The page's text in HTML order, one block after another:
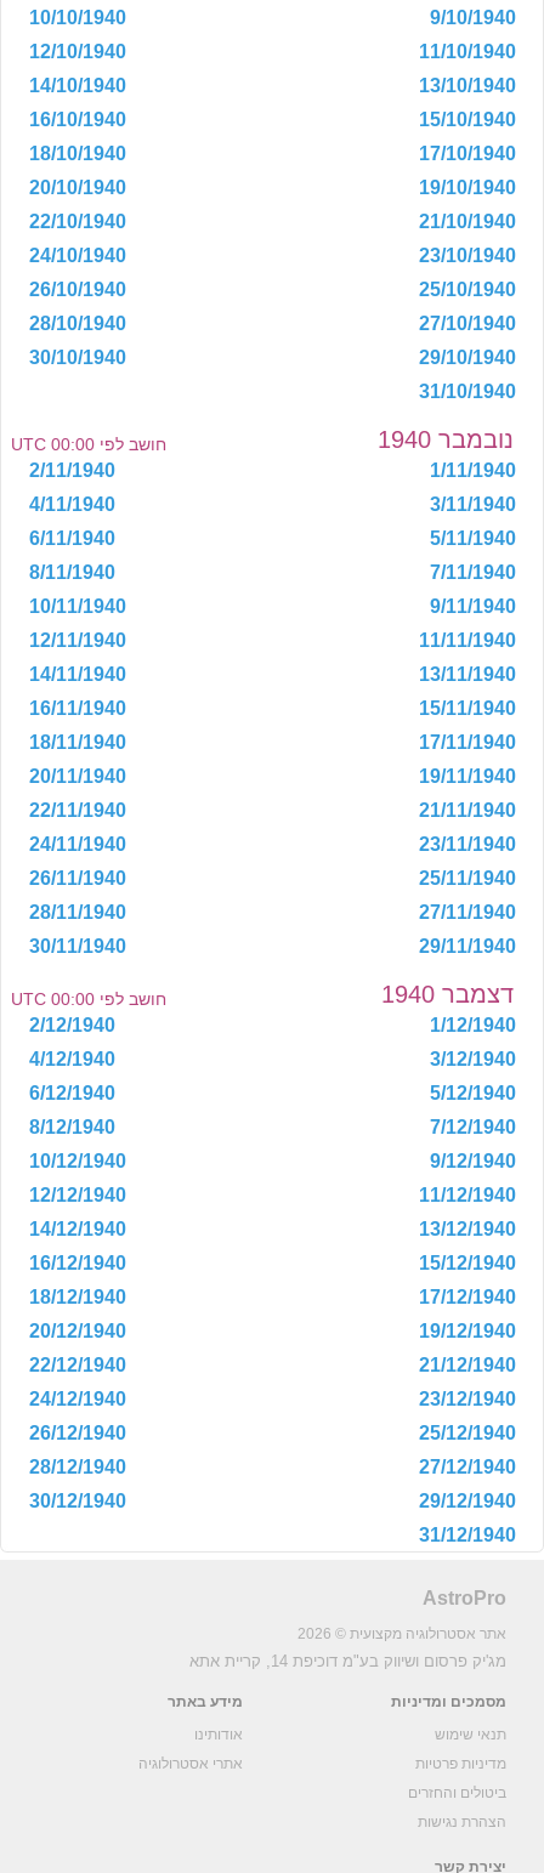
9/10/1940
10/10/1940
11/10/1940
12/10/1940
13/10/1940
14/10/1940
15/10/1940
16/10/1940
17/10/1940
18/10/1940
19/10/1940
20/10/1940
21/10/1940
22/10/1940
23/10/1940
24/10/1940
25/10/1940
26/10/1940
27/10/1940
28/10/1940
29/10/1940
30/10/1940
31/10/1940
נובמבר 1940 חושב לפי 00:00 UTC
1/11/1940
2/11/1940
3/11/1940
4/11/1940
5/11/1940
6/11/1940
7/11/1940
8/11/1940
9/11/1940
10/11/1940
11/11/1940
12/11/1940
13/11/1940
14/11/1940
15/11/1940
16/11/1940
17/11/1940
18/11/1940
19/11/1940
20/11/1940
21/11/1940
22/11/1940
23/11/1940
24/11/1940
25/11/1940
26/11/1940
27/11/1940
28/11/1940
29/11/1940
30/11/1940
דצמבר 1940 חושב לפי 00:00 UTC
1/12/1940
2/12/1940
3/12/1940
4/12/1940
5/12/1940
6/12/1940
7/12/1940
8/12/1940
9/12/1940
10/12/1940
11/12/1940
12/12/1940
13/12/1940
14/12/1940
15/12/1940
16/12/1940
17/12/1940
18/12/1940
19/12/1940
20/12/1940
21/12/1940
22/12/1940
23/12/1940
24/12/1940
25/12/1940
26/12/1940
27/12/1940
28/12/1940
29/12/1940
30/12/1940
31/12/1940
AstroPro
אתר אסטרולוגיה מקצועית © 2026
מג'יק פרסום ושיווק בע"מ דוכיפת 14, קריית אתא
מסמכים ומדיניות
תנאי שימוש
מדיניות פרטיות
ביטולים והחזרים
הצהרת נגישות
מידע באתר
אודותינו
אתרי אסטרולוגיה
יצירת קשר